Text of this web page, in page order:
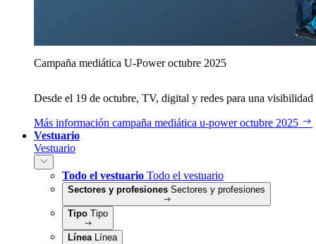
Campaña mediática U‑Power octubre 2025
Desde el 19 de octubre, TV, digital y redes para una
Más información campaña mediática u‑power octubre 2025
Vestuario
Vestuario
Todo el vestuario Todo el vestuario
Sectores y profesiones Sectores y profesiones
Tipo Tipo
Línea Línea